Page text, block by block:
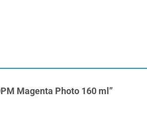
Magenta Photo 160 ml”